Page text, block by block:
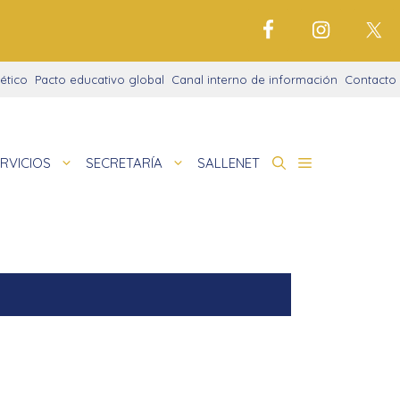
Pacto educativo global Canal interno de información Contacto
didácticas
de verano
SECRETARÍA SALLENET